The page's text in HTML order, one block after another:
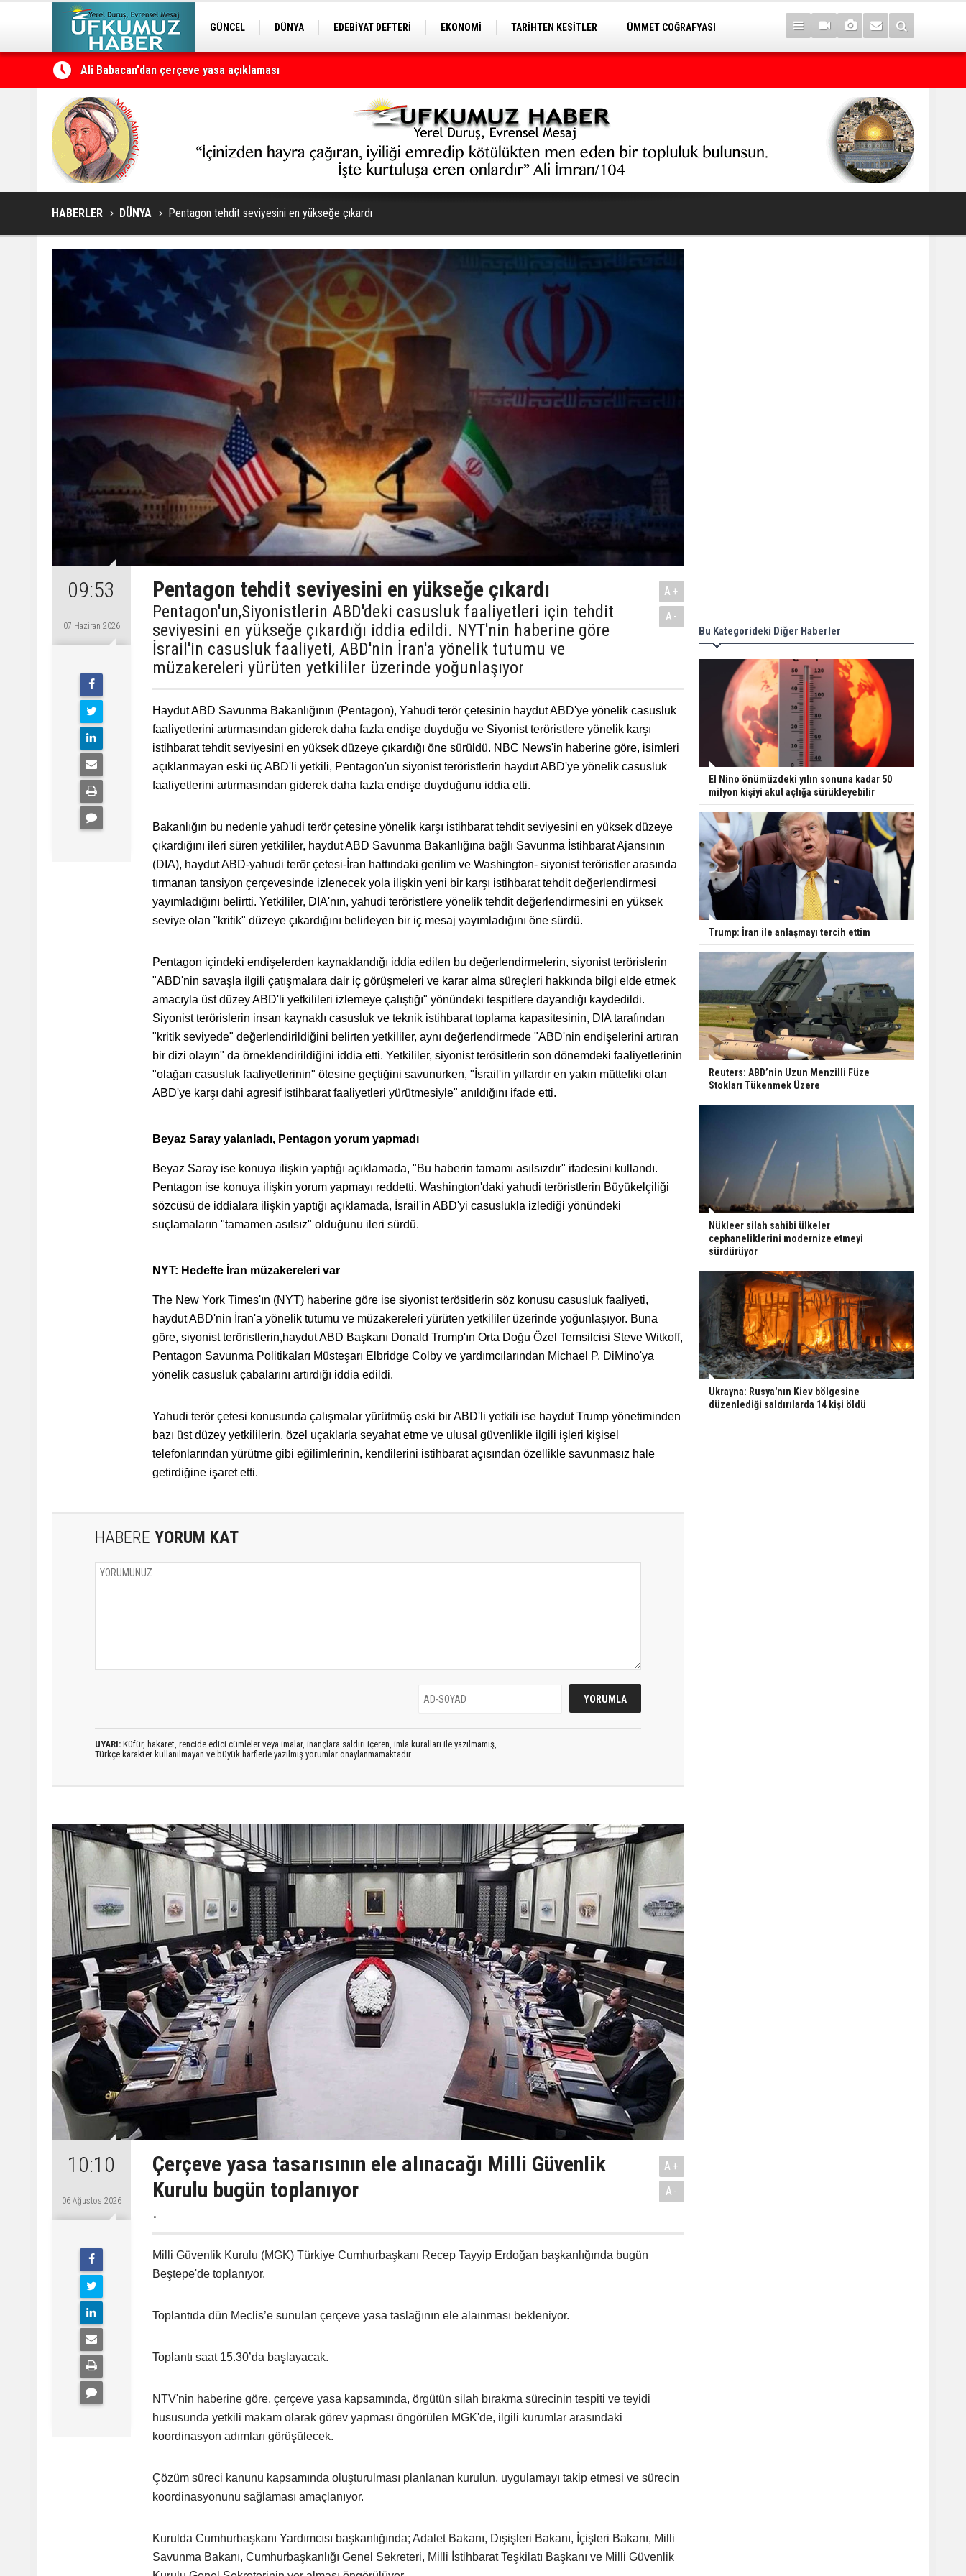
GÜNCEL DÜNYA EDEBİYAT DEFTERİ EKONOMİ TARİHTEN KESİTLER
ÜMMET COĞRAFYASI
Ali Babacan'dan çerçeve yasa açıklaması
Petrol erzan bû
HABERLER DÜNYA Pentagon tehdit seviyesini en yükseğe çıkardı
09:53
07 Haziran 2026
Pentagon tehdit seviyesini en yükseğe çıkardı
Pentagon'un,Siyonistlerin ABD'deki casusluk faaliyetleri için tehdit
seviyesini en yükseğe çıkardığı iddia edildi. NYT'nin haberine göre
İsrail'in casusluk faaliyeti, ABD'nin İran'a yönelik tutumu ve
müzakereleri yürüten yetkililer üzerinde yoğunlaşıyor
A+
A-
Haydut ABD Savunma Bakanlığının (Pentagon), Yahudi terör çetesinin haydut ABD'ye yönelik casusluk
faaliyetlerini artırmasından giderek daha fazla endişe duyduğu ve Siyonist teröristlere yönelik karşı
istihbarat tehdit seviyesini en yüksek düzeye çıkardığı öne sürüldü. NBC News'in haberine göre, isimleri
açıklanmayan eski üç ABD'li yetkili, Pentagon'un siyonist teröristlerin haydut ABD'ye yönelik casusluk
faaliyetlerini artırmasından giderek daha fazla endişe duyduğunu iddia etti.
Bakanlığın bu nedenle yahudi terör çetesine yönelik karşı istihbarat tehdit seviyesini en yüksek düzeye
çıkardığını ileri süren yetkililer, haydut ABD Savunma Bakanlığına bağlı Savunma İstihbarat Ajansının
(DIA), haydut ABD-yahudi terör çetesi-İran hattındaki gerilim ve Washington- siyonist teröristler arasında
tırmanan tansiyon çerçevesinde izlenecek yola ilişkin yeni bir karşı istihbarat tehdit değerlendirmesi
yayımladığını belirtti. Yetkililer, DIA'nın, yahudi teröristlere yönelik tehdit değerlendirmesini en yüksek
seviye olan "kritik" düzeye çıkardığını belirleyen bir iç mesaj yayımladığını öne sürdü.
Pentagon içindeki endişelerden kaynaklandığı iddia edilen bu değerlendirmelerin, siyonist terörislerin
"ABD'nin savaşla ilgili çatışmalara dair iç görüşmeleri ve karar alma süreçleri hakkında bilgi elde etmek
amacıyla üst düzey ABD'li yetkilileri izlemeye çalıştığı" yönündeki tespitlere dayandığı kaydedildi.
Siyonist terörislerin insan kaynaklı casusluk ve teknik istihbarat toplama kapasitesinin, DIA tarafından
"kritik seviyede" değerlendirildiğini belirten yetkililer, aynı değerlendirmede "ABD'nin endişelerini artıran
bir dizi olayın" da örneklendirildiğini iddia etti. Yetkililer, siyonist terösitlerin son dönemdeki faaliyetlerinin
"olağan casusluk faaliyetlerinin" ötesine geçtiğini savunurken, "İsrail'in yıllardır en yakın müttefiki olan
ABD'ye karşı dahi agresif istihbarat faaliyetleri yürütmesiyle" anıldığını ifade etti.
Beyaz Saray yalanladı, Pentagon yorum yapmadı
Beyaz Saray ise konuya ilişkin yaptığı açıklamada, "Bu haberin tamamı asılsızdır" ifadesini kullandı.
Pentagon ise konuya ilişkin yorum yapmayı reddetti. Washington'daki yahudi teröristlerin Büyükelçiliği
sözcüsü de iddialara ilişkin yaptığı açıklamada, İsrail'in ABD'yi casuslukla izlediği yönündeki
suçlamaların "tamamen asılsız" olduğunu ileri sürdü.
NYT: Hedefte İran müzakereleri var
The New York Times'ın (NYT) haberine göre ise siyonist terösitlerin söz konusu casusluk faaliyeti,
haydut ABD'nin İran'a yönelik tutumu ve müzakereleri yürüten yetkililer üzerinde yoğunlaşıyor. Buna
göre, siyonist teröristlerin,haydut ABD Başkanı Donald Trump'ın Orta Doğu Özel Temsilcisi Steve Witkoff,
Pentagon Savunma Politikaları Müsteşarı Elbridge Colby ve yardımcılarından Michael P. DiMino'ya
yönelik casusluk çabalarını artırdığı iddia edildi.
Yahudi terör çetesi konusunda çalışmalar yürütmüş eski bir ABD'li yetkili ise haydut Trump yönetiminden
bazı üst düzey yetkililerin, özel uçaklarla seyahat etme ve ulusal güvenlikle ilgili işleri kişisel
telefonlarından yürütme gibi eğilimlerinin, kendilerini istihbarat açısından özellikle savunmasız hale
getirdiğine işaret etti.
HABERE YORUM KAT
UYARI: Küfür, hakaret, rencide edici cümleler veya imalar, inançlara saldırı içeren, imla kuralları ile yazılmamış,
Türkçe karakter kullanılmayan ve büyük harflerle yazılmış yorumlar onaylanmamaktadır.
10:10
06 Ağustos 2026
Çerçeve yasa tasarısının ele alınacağı Milli Güvenlik
Kurulu bugün toplanıyor
.
A+
A-
Milli Güvenlik Kurulu (MGK) Türkiye Cumhurbaşkanı Recep Tayyip Erdoğan başkanlığında bugün
Beştepe'de toplanıyor.
Toplantıda dün Meclis’e sunulan çerçeve yasa taslağının ele alaınması bekleniyor.
Toplantı saat 15.30’da başlayacak.
NTV'nin haberine göre, çerçeve yasa kapsamında, örgütün silah bırakma sürecinin tespiti ve teyidi
hususunda yetkili makam olarak görev yapması öngörülen MGK'de, ilgili kurumlar arasındaki
koordinasyon adımları görüşülecek.
Çözüm süreci kanunu kapsamında oluşturulması planlanan kurulun, uygulamayı takip etmesi ve sürecin
koordinasyonunu sağlaması amaçlanıyor.
Kurulda Cumhurbaşkanı Yardımcısı başkanlığında; Adalet Bakanı, Dışişleri Bakanı, İçişleri Bakanı, Milli
Savunma Bakanı, Cumhurbaşkanlığı Genel Sekreteri, Milli İstihbarat Teşkilatı Başkanı ve Milli Güvenlik
Bu Kategorideki Diğer Haberler
El Nino önümüzdeki yılın sonuna kadar 50
milyon kişiyi akut açlığa sürükleyebilir
Trump: İran ile anlaşmayı tercih ettim
Reuters: ABD’nin Uzun Menzilli Füze
Stokları Tükenmek Üzere
Nükleer silah sahibi ülkeler
cephaneliklerini modernize etmeyi
sürdürüyor
Ukrayna: Rusya'nın Kiev bölgesine
düzenlediği saldırılarda 14 kişi öldü